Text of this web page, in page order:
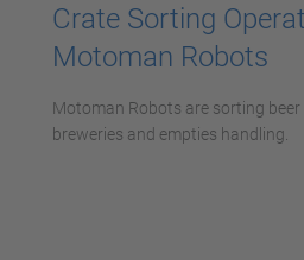
Management
Crate Sorting
Motoman Robots
Motoman Robots are sorting
breweries and empties handling.